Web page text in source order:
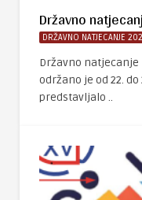
Državno
DRŽAVNO NATJECANJE
Državno natjecanje
održano je od 22.
predstavljalo ..